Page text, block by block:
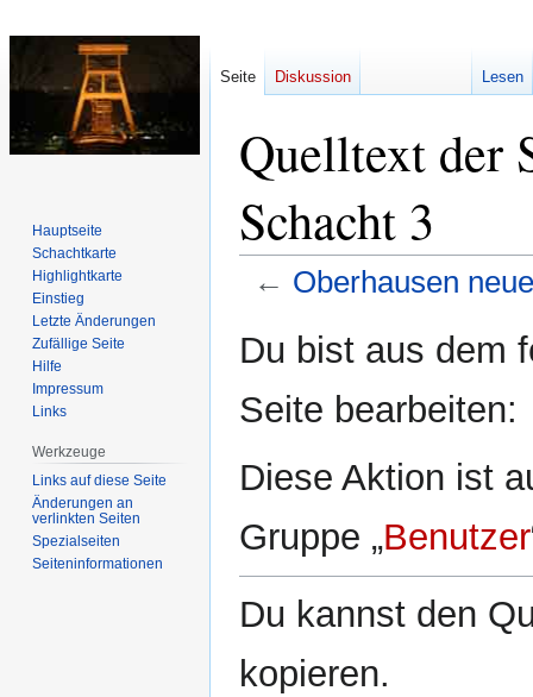
Quelltext der
Schacht 3
← Oberhausen
Navigation
Suche
Du bist aus dem
Seite bearbeiten:
Diese Aktion ist
Gruppe „Benutzer
Du kannst den
kopieren.
Seite Diskussion Lesen
Hauptseite
Schachtkarte
Highlightkarte
Einstieg
Letzte Änderungen
Zufällige Seite
Hilfe
Impressum
Links
Werkzeuge
Links auf diese Seite
Änderungen an
verlinkten Seiten
Spezialseiten
Seiten­­informationen